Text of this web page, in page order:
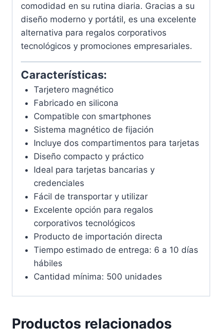
comodidad en su rutina diaria. Gracias a su
diseño moderno y portátil, es una excelente
alternativa para regalos corporativos
tecnológicos y promociones empresariales.
Características:
Tarjetero magnético
Fabricado en silicona
Compatible con smartphones
Sistema magnético de fijación
Incluye dos compartimentos para tarjetas
Diseño compacto y práctico
Ideal para tarjetas bancarias y
credenciales
Fácil de transportar y utilizar
Excelente opción para regalos
corporativos tecnológicos
Producto de importación directa
Tiempo estimado de entrega: 6 a 10 días
hábiles
Cantidad mínima: 500 unidades
Productos relacionados